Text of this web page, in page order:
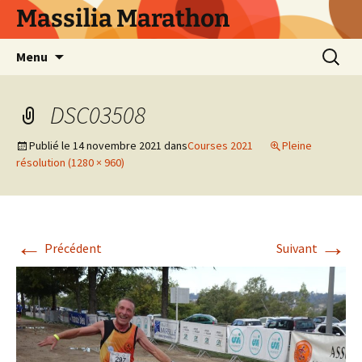
AllerMassilia Marathon
Menu
DSC03508
Publié le 14 novembre 2021 dansCourses 2021
Pleine
résolution (1280 × 960)
← Précédent Suivant →